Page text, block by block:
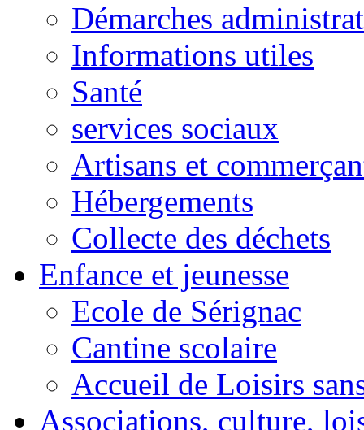
Démarches
Informations utiles
Santé
services sociaux
Artisans et
Hébergements
Collecte des déchets
Enfance et jeunesse
Ecole de Sérignac
Cantine scolaire
Accueil de Loisirs
Associations, culture,